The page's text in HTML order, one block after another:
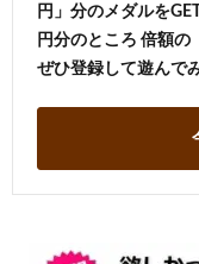
円」分のメダルを
円分のところ 倍額の
ぜひ登録して遊んで